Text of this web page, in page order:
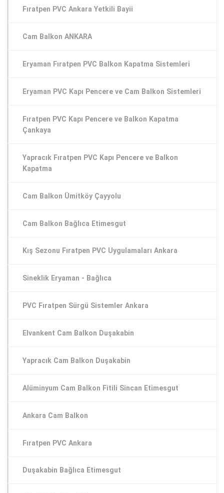
Fıratpen PVC Ankara Yetkili Bayii
Cam Balkon ANKARA
Eryaman Fıratpen PVC Balkon Kapatma Sistemleri
Eryaman PVC Kapı Pencere ve Cam Balkon Sistemleri
Fıratpen PVC Kapı Pencere ve Balkon Kapatma
Çankaya
Yapracık Fıratpen PVC Kapı Pencere ve Balkon
Kapatma
Cam Balkon Ümitköy Çayyolu
Cam Balkon Bağlıca Etimesgut
Kış Sezonu Fıratpen PVC Uygulamaları Ankara
Sineklik Eryaman - Bağlıca
PVC Fıratpen Sürgü Sistemler Ankara
Elvankent Cam Balkon Duşakabin
Yapracık Cam Balkon Duşakabin
Alüminyum Cam Balkon Fitili Sincan Etimesgut
Ankara Cam Balkon
Fıratpen PVC Ankara
Duşakabin Bağlıca Etimesgut